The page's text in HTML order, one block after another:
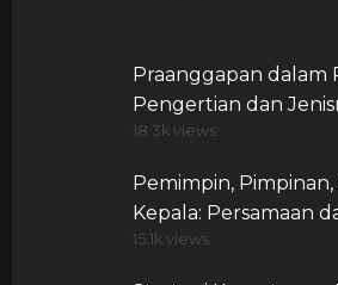
Praanggapan dalam
Pengertian dan
18.3k views
Pemimpin,
Kepala: Persamaan
15.1k views